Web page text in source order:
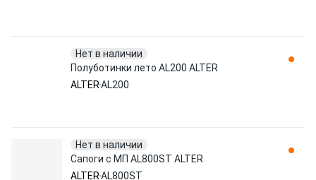
Нет в наличии
Полуботинки лето AL200 ALTER
ALTERAL200
Нет в наличии
Сапоги с МП AL800ST ALTER
ALTERAL800ST